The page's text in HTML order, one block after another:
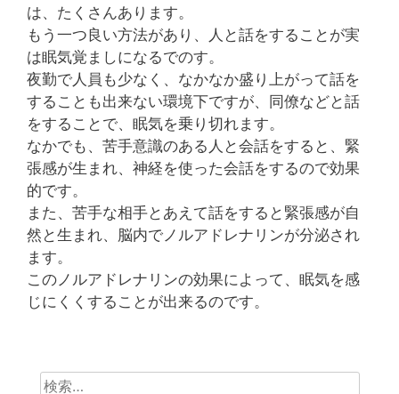
は、たくさんあります。
もう一つ良い方法があり、人と話をすることが実
は眠気覚ましになるでのす。
夜勤で人員も少なく、なかなか盛り上がって話を
することも出来ない環境下ですが、同僚などと話
をすることで、眠気を乗り切れます。
なかでも、苦手意識のある人と会話をすると、緊
張感が生まれ、神経を使った会話をするので効果
的です。
また、苦手な相手とあえて話をすると緊張感が自
然と生まれ、脳内でノルアドレナリンが分泌され
ます。
このノルアドレナリンの効果によって、眠気を感
じにくくすることが出来るのです。
検